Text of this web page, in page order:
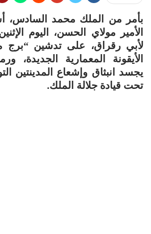
بأمر من الملك محمد السادس،
الأمير مولاي الحسن، اليوم
لأبي رقراق، على تدشين “برج
الأيقونة المعمارية الجديدة،
يجسد انبثاق وإشعاع المدينتين
تحت قيادة جلالة الملك.